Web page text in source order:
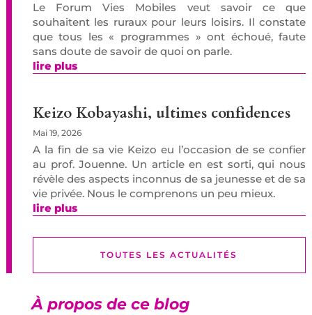
Le Forum Vies Mobiles veut savoir ce que
souhaitent les ruraux pour leurs loisirs. Il constate
que tous les « programmes » ont échoué, faute
sans doute de savoir de quoi on parle.
lire plus
Keizo Kobayashi, ultimes confidences
Mai 19, 2026
A la fin de sa vie Keizo eu l’occasion de se confier
au prof. Jouenne. Un article en est sorti, qui nous
révèle des aspects inconnus de sa jeunesse et de sa
vie privée. Nous le comprenons un peu mieux.
lire plus
TOUTES LES ACTUALITÉS
À propos de ce blog